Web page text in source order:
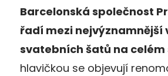
Barcelonská společnost
řadí mezi nejvýznamnější
svatebních šatů na celém
hlavičkou se objevují